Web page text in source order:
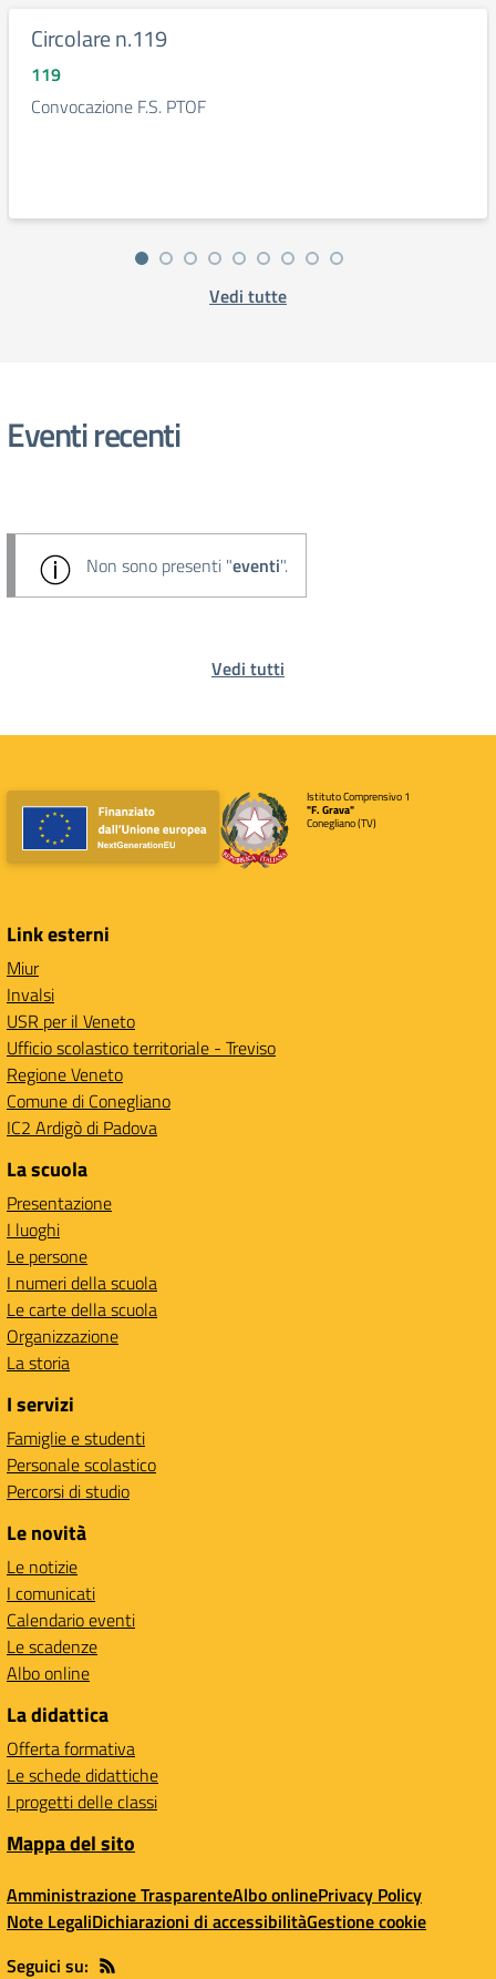
Circolare n.119
119
Convocazione F.S. PTOF
Vedi tutte
Eventi recenti
Non sono presenti "eventi".
Vedi tutti
Istituto Comprensivo 1
"F. Grava"
Conegliano (TV)
Link esterni
Miur
Invalsi
USR per il Veneto
Ufficio scolastico territoriale - Treviso
Regione Veneto
Comune di Conegliano
IC2 Ardigò di Padova
La scuola
Presentazione
I luoghi
Le persone
I numeri della scuola
Le carte della scuola
Organizzazione
La storia
I servizi
Famiglie e studenti
Personale scolastico
Percorsi di studio
Le novità
Le notizie
I comunicati
Calendario eventi
Le scadenze
Albo online
La didattica
Offerta formativa
Le schede didattiche
I progetti delle classi
Mappa del sito
Amministrazione TrasparenteAlbo onlinePrivacy Policy
Note LegaliDichiarazioni di accessibilitàGestione cookie
Seguici su: